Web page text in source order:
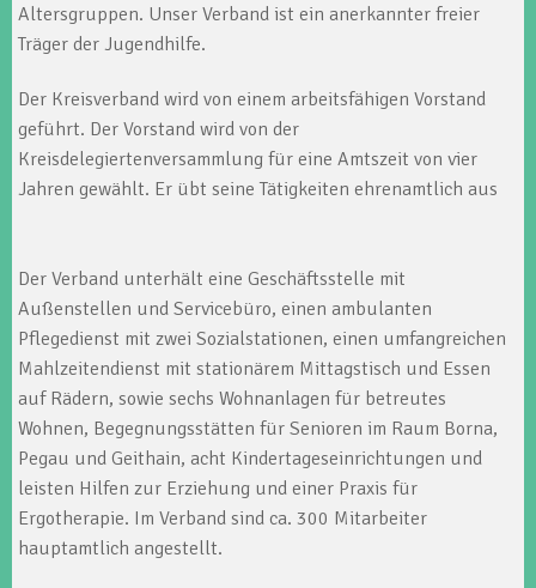
Altersgruppen. Unser Verband ist ein anerkannter freier
Träger der Jugendhilfe.
Der Kreisverband wird von einem arbeitsfähigen Vorstand
geführt. Der Vorstand wird von der
Kreisdelegiertenversammlung für eine Amtszeit von vier
Jahren gewählt. Er übt seine Tätigkeiten ehrenamtlich aus
Der Verband unterhält eine Geschäftsstelle mit
Außenstellen und Servicebüro, einen ambulanten
Pflegedienst mit zwei Sozialstationen, einen umfangreichen
Mahlzeitendienst mit stationärem Mittagstisch und Essen
auf Rädern, sowie sechs Wohnanlagen für betreutes
Wohnen, Begegnungsstätten für Senioren im Raum Borna,
Pegau und Geithain, acht Kindertageseinrichtungen und
leisten Hilfen zur Erziehung und einer Praxis für
Ergotherapie. Im Verband sind ca. 300 Mitarbeiter
hauptamtlich angestellt.